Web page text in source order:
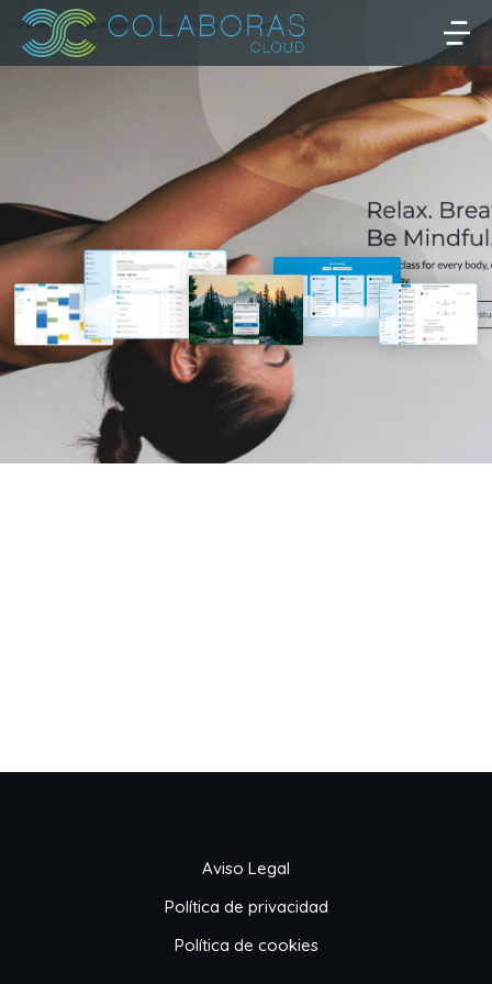
Aviso Legal
Política de privacidad
Política de cookies